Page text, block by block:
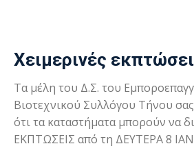
Χειμερινές
Τα μέλη του Δ.Σ. του
Βιοτεχνικού Συλλόγου Τήνου
ότι τα καταστήματα μπορούν να
ΕΚΠΤΩΣΕΙΣ από τη ΔΕΥΤΕΡΑ 8